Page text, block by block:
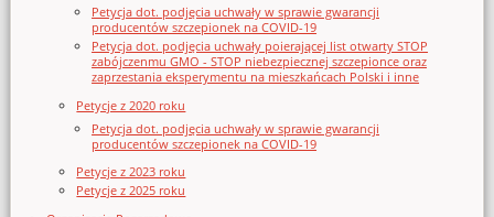
Petycja dot. podjęcia uchwały w sprawie gwarancji
producentów szczepionek na COVID-19
Petycja dot. podjęcia uchwały poierającej list otwarty STOP
zabójczenmu GMO - STOP niebezpiecznej szczepionce oraz
zaprzestania eksperymentu na mieszkańcach Polski i inne
Petycje z 2020 roku
Petycja dot. podjęcia uchwały w sprawie gwarancji
producentów szczepionek na COVID-19
Petycje z 2023 roku
Petycje z 2025 roku